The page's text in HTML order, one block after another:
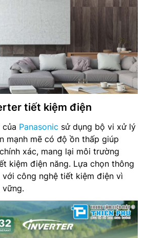
tiết kiệm điện
của Panasonic sử dụng bộ vi xử lý
mạnh mẽ có độ ồn thấp giúp
xác, mang lại môi trường
kiệm điện năng. Lựa chọn thông
với công nghệ tiết kiệm điện vì
vững.